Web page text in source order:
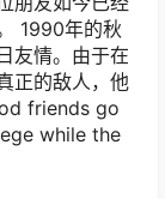
1990年的秋
友情。由于在
正的敌人，他
friends go
while the